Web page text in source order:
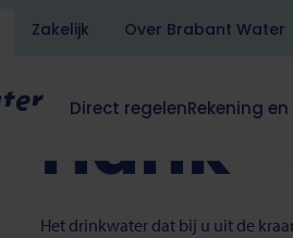
Direct regelen
Dit
deze
open
Rekening
Dit
deze
open
Zakelijk Over Brabant Water
Kruimelpad
Home Drinkwater Hank
Hank
Het drinkwater dat bij u uit de